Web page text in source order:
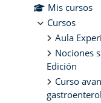
Mis cursos
Cursos
Aula
Nociones
Edición
Curso